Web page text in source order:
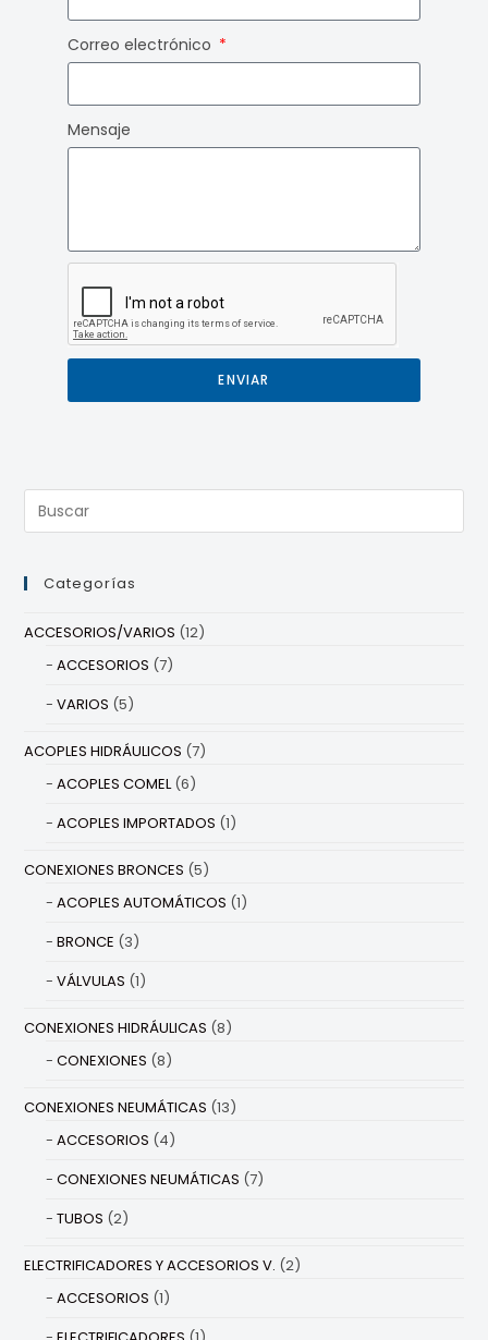
Correo electrónico
Mensaje
ENVIAR
Categorías
ACCESORIOS/VARIOS (12)
ACCESORIOS (7)
VARIOS (5)
ACOPLES HIDRÁULICOS (7)
ACOPLES COMEL(6)
ACOPLES IMPORTADOS (1)
CONEXIONES BRONCES (5)
ACOPLES AUTOMÁTICOS (1)
BRONCE (3)
VÁLVULAS (1)
CONEXIONES HIDRÁULICAS (8)
CONEXIONES (8)
CONEXIONES NEUMÁTICAS (13)
ACCESORIOS (4)
CONEXIONES NEUMÁTICAS (7)
TUBOS (2)
ELECTRIFICADORES Y ACCESORIOS V. (2)
ACCESORIOS (1)